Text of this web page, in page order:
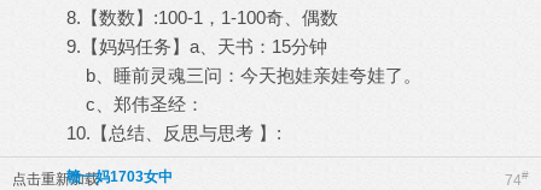
8.【数数】:100-1，1-100奇、偶数
9.【妈妈任务】a、天书：15分钟
b、睡前灵魂三问：今天抱娃亲娃夸娃了。
c、郑伟圣经：
10.【总结、反思与思考 】:
点击重新加载 74#
赣一妈1703女中